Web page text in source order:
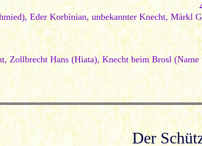
Eder Korbinian, unbekannter Knecht,
Zollbrecht Hans (Hiata), Knecht beim Brosl
Der